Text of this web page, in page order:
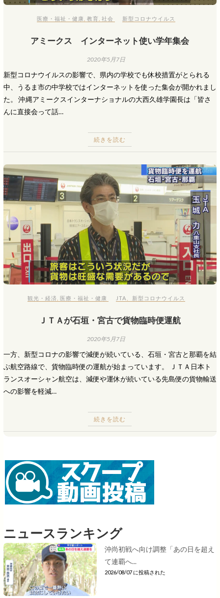
医療・福祉・健康 ,教育 ,社会 新型コロナウイルス
アミークス インターネット使い学年集会
2020年5月7日
新型コロナウイルスの影響で、県内の学校でも休校措置がとられる
中、うるま市の中学校ではインターネットを使った集会が開かれまし
た。 沖縄アミークスインターナショナルの大西久雄学園長は「皆さ
んに直接会って話…
続きを読む
観光・経済 医療・福祉・健康 JTA 新型コロナウイルス
ＪＴＡが石垣・宮古で貨物臨時便運航
2020年5月7日
一方、新型コロナの影響で減便が続いている、石垣・宮古と那覇を結
ぶ航空路線で、貨物臨時便の運航が始まっています。 ＪＴＡ日本ト
ランスオーシャン航空は、減便や運休が続いている先島便の貨物輸送
への影響を軽減…
続きを読む
ニュースランキング
沖尚初戦へ向け調整「あの日を超え
て連覇へ...
2026/08/07 に投稿された